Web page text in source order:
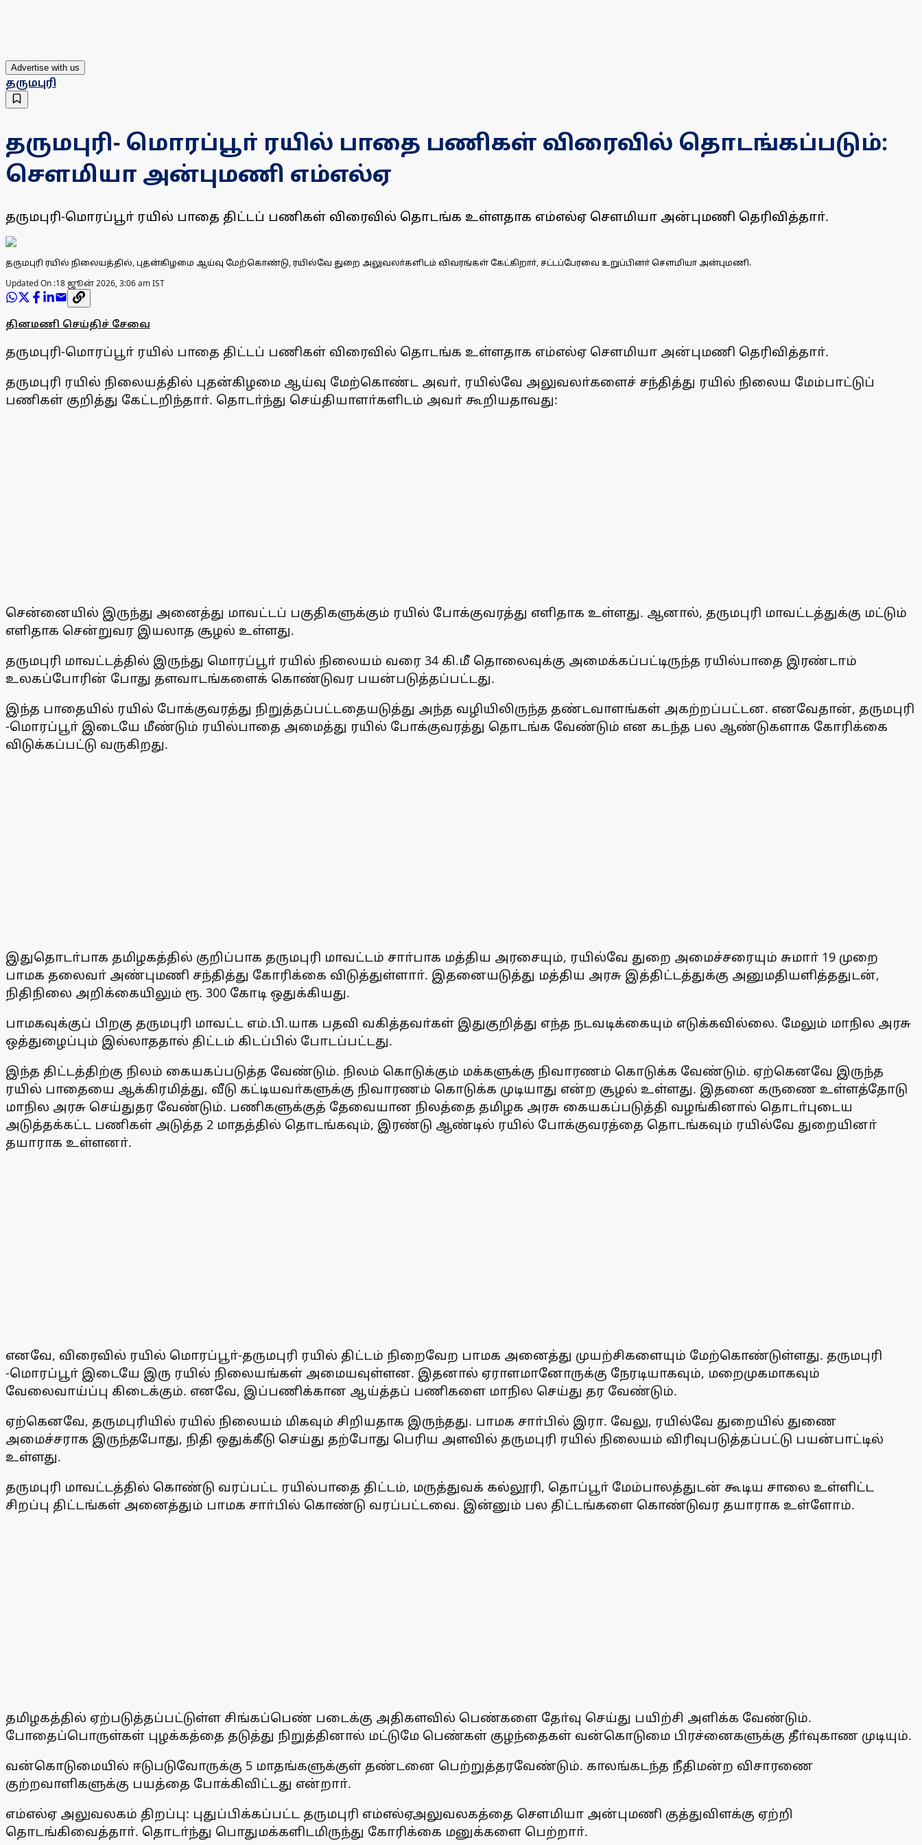
Advertise with us
தருமபுரி
தருமபுரி- மொரப்பூா் ரயில் பாதை பணிகள் விரைவில் தொடங்கப்படும்:
சௌமியா அன்புமணி எம்எல்ஏ
தருமபுரி-மொரப்பூா் ரயில் பாதை திட்டப் பணிகள் விரைவில் தொடங்க உள்ளதாக எம்எல்ஏ செளமியா அன்புமணி தெரிவித்தாா்.
தருமபுரி ரயில் நிலையத்தில், புதன்கிழமை ஆய்வு மேற்கொண்டு, ரயில்வே துறை அலுவலா்களிடம் விவரங்கள் கேட்கிறாா், சட்டப்பேரவை உறுப்பினா் செளமியா அன்புமணி.
Updated On :18 ஜூன் 2026, 3:06 am IST
தினமணி செய்திச் சேவை
தருமபுரி-மொரப்பூா் ரயில் பாதை திட்டப் பணிகள் விரைவில் தொடங்க உள்ளதாக எம்எல்ஏ செளமியா அன்புமணி தெரிவித்தாா்.
தருமபுரி ரயில் நிலையத்தில் புதன்கிழமை ஆய்வு மேற்கொண்ட அவா், ரயில்வே அலுவலா்களைச் சந்தித்து ரயில் நிலைய மேம்பாட்டுப்
பணிகள் குறித்து கேட்டறிந்தாா். தொடா்ந்து செய்தியாளா்களிடம் அவா் கூறியதாவது:
சென்னையில் இருந்து அனைத்து மாவட்டப் பகுதிகளுக்கும் ரயில் போக்குவரத்து எளிதாக உள்ளது. ஆனால், தருமபுரி மாவட்டத்துக்கு மட்டும்
எளிதாக சென்றுவர இயலாத சூழல் உள்ளது.
தருமபுரி மாவட்டத்தில் இருந்து மொரப்பூா் ரயில் நிலையம் வரை 34 கி.மீ தொலைவுக்கு அமைக்கப்பட்டிருந்த ரயில்பாதை இரண்டாம்
உலகப்போரின் போது தளவாடங்களைக் கொண்டுவர பயன்படுத்தப்பட்டது.
இந்த பாதையில் ரயில் போக்குவரத்து நிறுத்தப்பட்டதையடுத்து அந்த வழியிலிருந்த தண்டவாளங்கள் அகற்றப்பட்டன. எனவேதான், தருமபுரி
-மொரப்பூா் இடையே மீண்டும் ரயில்பாதை அமைத்து ரயில் போக்குவரத்து தொடங்க வேண்டும் என கடந்த பல ஆண்டுகளாக கோரிக்கை
விடுக்கப்பட்டு வருகிறது.
இதுதொடா்பாக தமிழகத்தில் குறிப்பாக தருமபுரி மாவட்டம் சாா்பாக மத்திய அரசையும், ரயில்வே துறை அமைச்சரையும் சுமாா் 19 முறை
பாமக தலைவா் அண்புமணி சந்தித்து கோரிக்கை விடுத்துள்ளாா். இதனையடுத்து மத்திய அரசு இத்திட்டத்துக்கு அனுமதியளித்ததுடன்,
நிதிநிலை அறிக்கையிலும் ரூ. 300 கோடி ஒதுக்கியது.
பாமகவுக்குப் பிறகு தருமபுரி மாவட்ட எம்.பி.யாக பதவி வகித்தவா்கள் இதுகுறித்து எந்த நடவடிக்கையும் எடுக்கவில்லை. மேலும் மாநில அரசு
ஒத்துழைப்பும் இல்லாததால் திட்டம் கிடப்பில் போடப்பட்டது.
இந்த திட்டத்திற்கு நிலம் கையகப்படுத்த வேண்டும். நிலம் கொடுக்கும் மக்களுக்கு நிவாரணம் கொடுக்க வேண்டும். ஏற்கெனவே இருந்த
ரயில் பாதையை ஆக்கிரமித்து, வீடு கட்டியவா்களுக்கு நிவாரணம் கொடுக்க முடியாது என்ற சூழல் உள்ளது. இதனை கருணை உள்ளத்தோடு
மாநில அரசு செய்துதர வேண்டும். பணிகளுக்குத் தேவையான நிலத்தை தமிழக அரசு கையகப்படுத்தி வழங்கினால் தொடா்புடைய
அடுத்தக்கட்ட பணிகள் அடுத்த 2 மாதத்தில் தொடங்கவும், இரண்டு ஆண்டில் ரயில் போக்குவரத்தை தொடங்கவும் ரயில்வே துறையினா்
தயாராக உள்ளனா்.
எனவே, விரைவில் ரயில் மொரப்பூா்-தருமபுரி ரயில் திட்டம் நிறைவேற பாமக அனைத்து முயற்சிகளையும் மேற்கொண்டுள்ளது. தருமபுரி
-மொரப்பூா் இடையே இரு ரயில் நிலையங்கள் அமையவுள்ளன. இதனால் ஏராளமானோருக்கு நேரடியாகவும், மறைமுகமாகவும்
வேலைவாய்ப்பு கிடைக்கும். எனவே, இப்பணிக்கான ஆய்த்தப் பணிகளை மாநில செய்து தர வேண்டும்.
ஏற்கெனவே, தருமபுரியில் ரயில் நிலையம் மிகவும் சிறியதாக இருந்தது. பாமக சாா்பில் இரா. வேலு, ரயில்வே துறையில் துணை
அமைச்சராக இருந்தபோது, நிதி ஒதுக்கீடு செய்து தற்போது பெரிய அளவில் தருமபுரி ரயில் நிலையம் விரிவுபடுத்தப்பட்டு பயன்பாட்டில்
உள்ளது.
தருமபுரி மாவட்டத்தில் கொண்டு வரப்பட்ட ரயில்பாதை திட்டம், மருத்துவக் கல்லூரி, தொப்பூா் மேம்பாலத்துடன் கூடிய சாலை உள்ளிட்ட
சிறப்பு திட்டங்கள் அனைத்தும் பாமக சாா்பில் கொண்டு வரப்பட்டவை. இன்னும் பல திட்டங்களை கொண்டுவர தயாராக உள்ளோம்.
தமிழகத்தில் ஏற்படுத்தப்பட்டுள்ள சிங்கப்பெண் படைக்கு அதிகளவில் பெண்களை தோ்வு செய்து பயிற்சி அளிக்க வேண்டும்.
போதைப்பொருள்கள் புழக்கத்தை தடுத்து நிறுத்தினால் மட்டுமே பெண்கள் குழந்தைகள் வன்கொடுமை பிரச்னைகளுக்கு தீா்வுகாண முடியும்.
வன்கொடுமையில் ஈடுபடுவோருக்கு 5 மாதங்களுக்குள் தண்டனை பெற்றுத்தரவேண்டும். காலங்கடந்த நீதிமன்ற விசாரணை
குற்றவாளிகளுக்கு பயத்தை போக்கிவிட்டது என்றாா்.
எம்எல்ஏ அலுவலகம் திறப்பு: புதுப்பிக்கப்பட்ட தருமபுரி எம்எல்ஏஅலுவலகத்தை சௌமியா அன்புமணி குத்துவிளக்கு ஏற்றி
தொடங்கிவைத்தாா். தொடா்ந்து பொதுமக்களிடமிருந்து கோரிக்கை மனுக்களை பெற்றாா்.